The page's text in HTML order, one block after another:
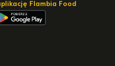
Flambia Food